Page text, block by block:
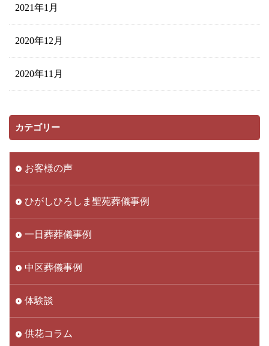
2021年1月
2020年12月
2020年11月
カテゴリー
お客様の声
ひがしひろしま聖苑葬儀事例
一日葬葬儀事例
中区葬儀事例
体験談
供花コラム